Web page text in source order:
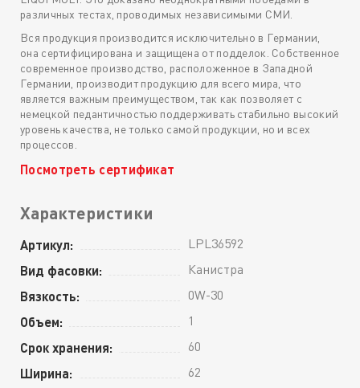
различных тестах, проводимых независимыми СМИ.
Вся продукция производится исключительно в Германии,
она сертифицирована и защищена от подделок. Собственное
современное производство, расположенное в Западной
Германии, производит продукцию для всего мира, что
является важным преимуществом, так как позволяет с
немецкой педантичностью поддерживать стабильно высокий
уровень качества, не только самой продукции, но и всех
процессов.
Посмотреть сертификат
Характеристики
Артикул: LPL36592
Вид фасовки: Канистра
Вязкость: 0W-30
Объем: 1
Срок хранения: 60
Ширина: 62